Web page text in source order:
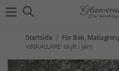
Startsida / För Bak,
VINKÄLLARE skylt i järn